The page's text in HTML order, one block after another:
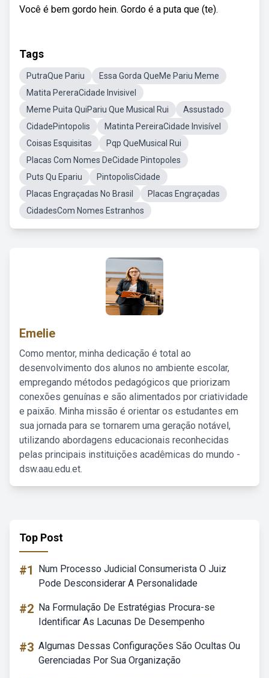
Você é bem gordo hein. Gordo é a puta que (te).
Tags
PutraQue Pariu
Essa Gorda QueMe Pariu Meme
Matita PereraCidade Invisivel
Meme Puita QuiPariu Que Musical Rui
Assustado
CidadePintopolis
Matinta PereiraCidade Invisível
Coisas Esquisitas
Pqp QueMusical Rui
Placas Com Nomes DeCidade Pintopoles
Puts Qu Epariu
PintopolisCidade
Placas Engraçadas No Brasil
Placas Engraçadas
CidadesCom Nomes Estranhos
Emelie
Como mentor, minha dedicação é total ao
desenvolvimento dos alunos no ambiente escolar,
empregando métodos pedagógicos que priorizam
conexões genuínas e são alimentados por criatividade
e paixão. Minha missão é orientar os estudantes em
sua jornada para se tornarem uma geração notável,
utilizando abordagens educacionais reconhecidas
pelas principais instituições acadêmicas do mundo -
dsw.aau.edu.et.
Top Post
#1
Num Processo Judicial Consumerista O Juiz
Pode Desconsiderar A Personalidade
#2 Na Formulação De Estratégias Procura-se
Identificar As Lacunas De Desempenho
#3 Algumas Dessas Configurações São Ocultas Ou
Gerenciadas Por Sua Organização